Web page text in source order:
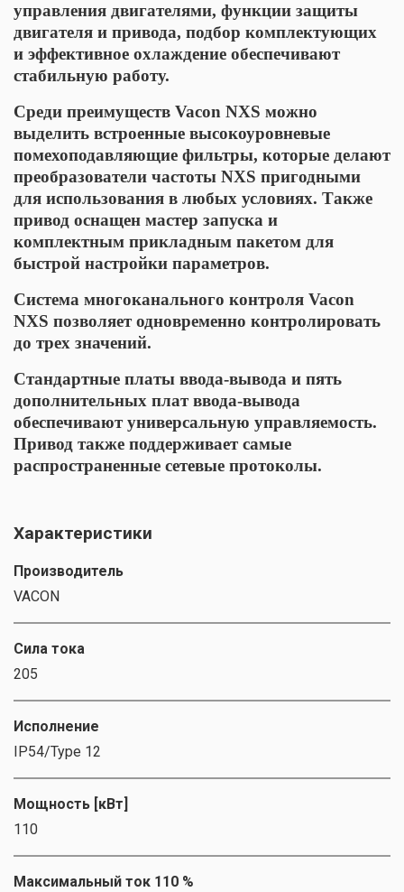
управления двигателями, функции защиты
двигателя и привода, подбор комплектующих
и эффективное охлаждение обеспечивают
стабильную работу.
Среди преимуществ Vacon NXS можно
выделить встроенные высокоуровневые
помехоподавляющие фильтры, которые делают
преобразователи частоты NXS пригодными
для использования в любых условиях. Также
привод оснащен мастер запуска и
комплектным прикладным пакетом для
быстрой настройки параметров.
Система многоканального контроля Vacon
NXS позволяет одновременно контролировать
до трех значений.
Стандартные платы ввода-вывода и пять
дополнительных плат ввода-вывода
обеспечивают универсальную управляемость.
Привод также поддерживает самые
распространенные сетевые протоколы.
Характеристики
Производитель
VACON
Сила тока
205
Исполнение
IP54/Type 12
Мощность [кВт]
110
Максимальный ток 110 %